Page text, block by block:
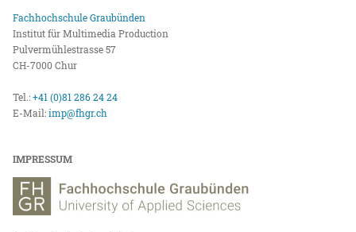
Fachhochschule Graubünden
Institut für Multimedia Production
Pulvermühlestrasse 57
CH-7000 Chur
Tel.:+41 (0)81 286 24 24
E-Mail:imp@fhgr.ch
IMPRESSUM